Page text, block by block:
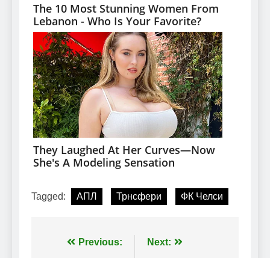
Tagged: АПЛ Трнсфери ФК Челси
Навігація
Previous: Next: